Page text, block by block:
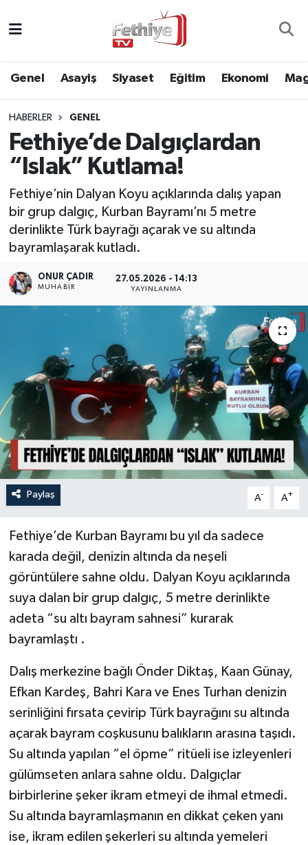
Genel Asayiş Siyaset Eğitim Ekonomi
HABERLER GENEL
Fethiye’de Dalgıçlardan
“Islak” Kutlama!
Fethiye’nin Dalyan Koyu açıklarında dalış yapan
bir grup dalgıç, Kurban Bayramı’nı 5 metre
derinlikte Türk bayrağı açarak ve su altında
bayramlaşarak kutladı.
ONUR ÇADIR
MUHABİR
27.05.2026 - 14:13
YAYINLANMA
Paylaş A- A+
Fethiye’de Kurban Bayramı bu yıl da sadece
karada değil, denizin altında da neşeli
görüntülere sahne oldu. Dalyan Koyu açıklarında
suya dalan bir grup dalgıç, 5 metre derinlikte
adeta “su altı bayram sahnesi” kurarak
bayramlaştı .
Dalış merkezine bağlı Önder Diktaş, Kaan Günay,
Efkan Kardeş, Bahri Kara ve Enes Turhan denizin
serinliğini fırsata çevirip Türk bayrağını su altında
açarak bayram coşkusunu balıkların arasına taşıdı.
Su altında yapılan “el öpme” ritüeli ise izleyenleri
gülümseten anlara sahne oldu. Dalgıçlar
birbirlerine şeker ikram etmeyi de ihmal etmedi.
Su altında bayramlaşmanın en dikkat çeken yanı
ise, ikram edilen şekerleri su altında yemeleri
Asayiş
Eğitim
Ekonomi
Kültür
Muğla Hava Durumu
Muğla Namaz Vakitleri
Muğla Trafik Yoğunluk Haritası
Süper Lig Puan Durumu ve Fikstür
Tüm Manşetler